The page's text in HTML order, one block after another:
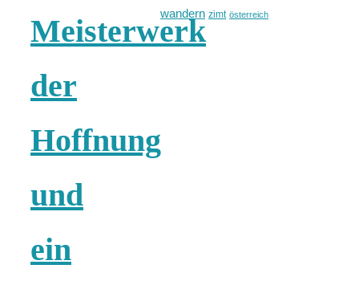
Meisterwerk
der
Hoffnung
und
ein
wandern zimt österreich